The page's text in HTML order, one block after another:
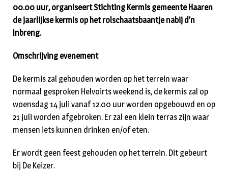
00.00 uur, organiseert Stichting Kermis gemeente Haaren
de jaarlijkse kermis op het rolschaatsbaantje nabij d’n
Inbreng.
Omschrijving evenement
De kermis zal gehouden worden op het terrein waar
normaal gesproken Helvoirts weekend is, de kermis zal op
woensdag 14 juli vanaf 12.00 uur worden opgebouwd en op
21 juli worden afgebroken. Er zal een klein terras zijn waar
mensen iets kunnen drinken en/of eten.
Er wordt geen feest gehouden op het terrein. Dit gebeurt
bij De Keizer.